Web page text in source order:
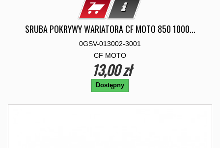
SRUBA POKRYWY WARIATORA CF MOTO 850 1000...
0GSV-013002-3001
CF MOTO
13,00 zł
Dostępny